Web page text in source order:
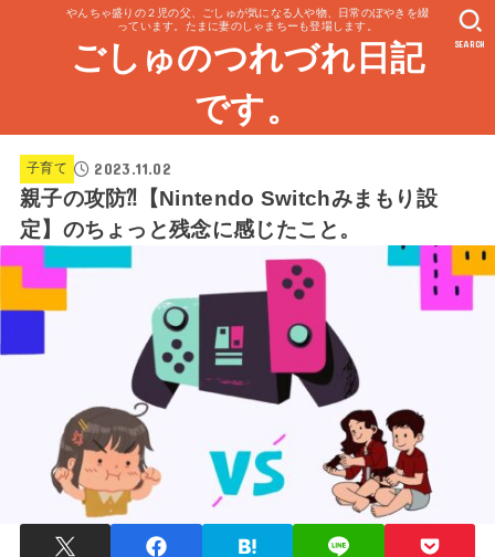
やんちゃ盛りの２児の父、ごしゅが気になる人や物、日常のぼやきを綴
っています。たまに妻のしゃまちーも登場します。
ごしゅのつれづれ日記
です。
SEARCH
子育て 2023.11.02
親子の攻防⁈【Nintendo Switchみまもり設
定】のちょっと残念に感じたこと。